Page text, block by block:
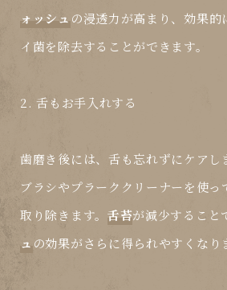
ォッシュ の浸透力が高まり、効果的
イ菌を除去することができます。
2. 舌もお手入れする
歯磨き後には、舌も忘れずにケアし
ブラシやプラーククリーナーを使っ
取り除きます。 舌苔が減少すること
ュ の効果がさらに得られやすくなり